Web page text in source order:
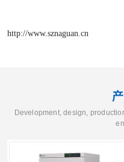
http://www.sznaguan.cn
Development, design,